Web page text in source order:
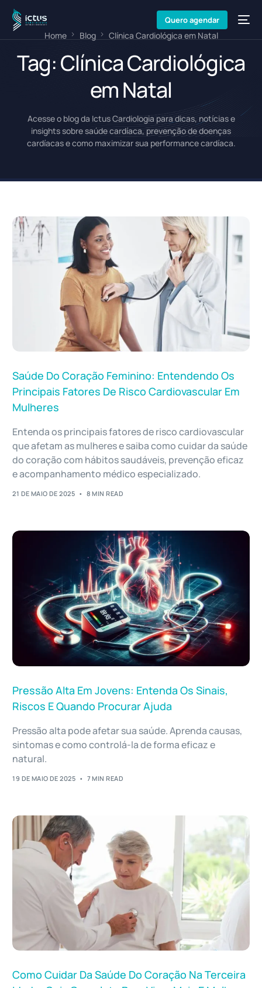
Quero agendar
Home Blog Clínica Cardiológica em Natal
Tag:Clínica Cardiológica
em Natal
Acesse o blog da Ictus Cardiologia para dicas, notícias e
insights sobre saúde cardíaca, prevenção de doenças
cardíacas e como maximizar sua performance cardíaca.
Saúde Do Coração Feminino: Entendendo Os
Principais Fatores De Risco Cardiovascular Em
Mulheres
Entenda os principais fatores de risco cardiovascular
que afetam as mulheres e saiba como cuidar da saúde
do coração com hábitos saudáveis, prevenção eficaz
e acompanhamento médico especializado.
21 DE MAIO DE 2025 8 MIN READ
Pressão Alta Em Jovens: Entenda Os Sinais,
Riscos E Quando Procurar Ajuda
Pressão alta pode afetar sua saúde. Aprenda causas,
sintomas e como controlá-la de forma eficaz e
natural.
19 DE MAIO DE 2025 7 MIN READ
Como Cuidar Da Saúde Do Coração Na Terceira